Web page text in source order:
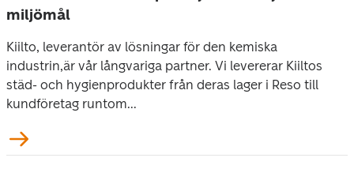
miljömål
Kiilto, leverantör av lösningar för den kemiska
industrin,är vår långvariga partner. Vi levererar Kiiltos
städ- och hygienprodukter från deras lager i Reso till
kundföretag runtom...